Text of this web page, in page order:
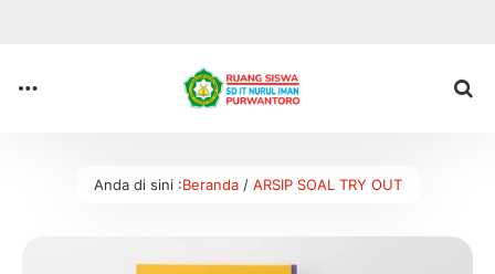
Anda di sini :Beranda/ ARSIP SOAL TRY OUT